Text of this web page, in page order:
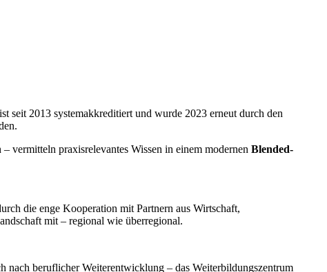
seit 2013 systemakkreditiert und wurde 2023 erneut durch den
vermitteln praxisrelevantes Wissen in einem modernen Blended-
die enge Kooperation mit Partnern aus Wirtschaft,
mit – regional wie überregional.
nach beruflicher Weiterentwicklung – das Weiterbildungszentrum